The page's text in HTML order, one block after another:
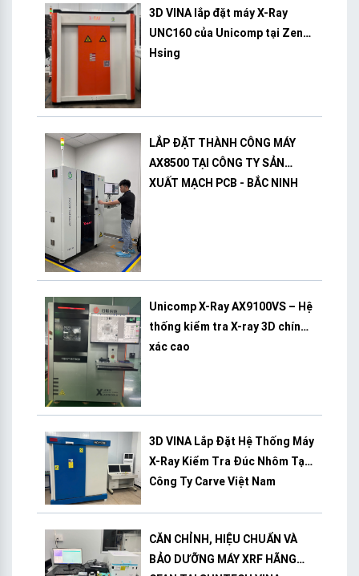
3D VINA lắp đặt máy X-Ray
UNC160 của Unicomp tại Zeng
Hsing
LẮP ĐẶT THÀNH CÔNG MÁY
AX8500 TẠI CÔNG TY SẢN
XUẤT MẠCH PCB - BẮC NINH
Unicomp X-Ray AX9100VS – Hệ
thống kiểm tra X-ray 3D chính
xác cao
3D VINA Lắp Đặt Hệ Thống Máy
X-Ray Kiểm Tra Đúc Nhôm Tại
Công Ty Carve Việt Nam
CĂN CHỈNH, HIỆU CHUẨN VÀ
BẢO DƯỠNG MÁY XRF HÃNG